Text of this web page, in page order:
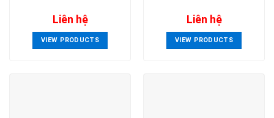
Liên hệ
VIEW PRODUCTS
Liên hệ
VIEW PRODUCTS